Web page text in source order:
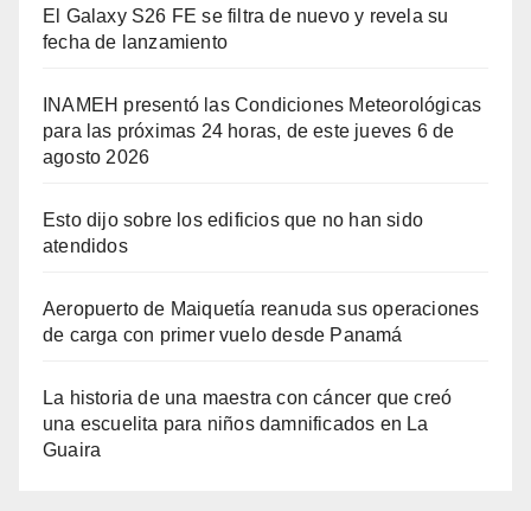
El Galaxy S26 FE se filtra de nuevo y revela su
fecha de lanzamiento
INAMEH presentó las Condiciones Meteorológicas
para las próximas 24 horas, de este jueves 6 de
agosto 2026
Esto dijo sobre los edificios que no han sido
atendidos
Aeropuerto de Maiquetía reanuda sus operaciones
de carga con primer vuelo desde Panamá
La historia de una maestra con cáncer que creó
una escuelita para niños damnificados en La
Guaira